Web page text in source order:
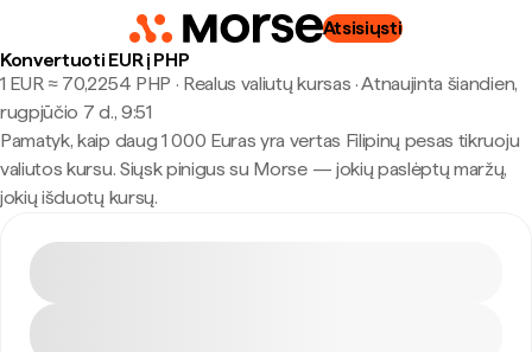
Atsisiųsti
Konvertuoti EUR į PHP
1 EUR ≈ 70,2254 PHP · Realus valiutų kursas ·Atnaujinta šiandien,
rugpjūčio 7 d., 9:51
Pamatyk, kaip daug 1 000 Euras yra vertas Filipinų pesas tikruoju
valiutos kursu. Siųsk pinigus su Morse — jokių paslėptų maržų,
jokių išduotų kursų.